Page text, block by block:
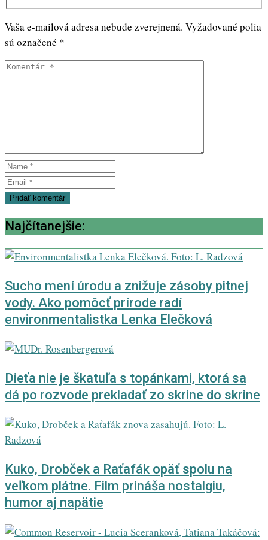
Vaša e-mailová adresa nebude zverejnená. Vyžadované polia
sú označené *
Najčítanejšie:
Sucho mení úrodu a znižuje zásoby pitnej
vody. Ako pomôcť prírode radí
environmentalistka Lenka Elečková
Dieťa nie je škatuľa s topánkami, ktorá sa
dá po rozvode prekladať zo skrine do skrine
Kuko, Drobček a Raťafák opäť spolu na
veľkom plátne. Film prináša nostalgiu,
humor aj napätie